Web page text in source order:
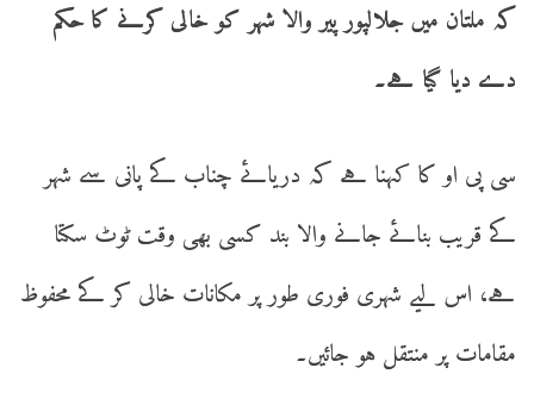
کہ ملتان میں جلالپور پیر والا شہر کو خالی کرنے کا حکم
دے دیا گیا ہے۔
سی پی او کا کہنا ہے کہ دریائے چناب کے پانی سے شہر
کے قریب بنائے جانے والا بند کسی بھی وقت ٹوٹ سکتا
ہے، اس لیے شہری فوری طور پر مکانات خالی کر کے محفوظ
مقامات پر منتقل ہو جائیں۔